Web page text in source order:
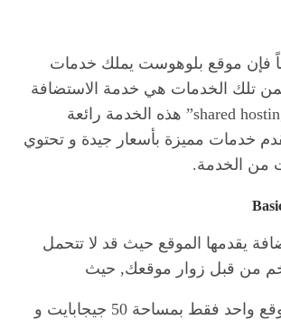
فإن موقع بلوهوست يملك خدمات
تلك الخدمات هي خدمة الاستضافة
المشتركة أو “shared hosting” هذه الخدمة رائعة
خدمات مميزة بأسعار جيدة و تحتوي
يقدمها الموقع حيث قد لا تتحمل
من قبل زوار موقعك, حيث
فقط بمساحة 50 جيجابايت و